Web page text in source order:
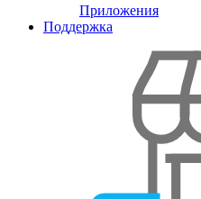
Приложения
Поддержка